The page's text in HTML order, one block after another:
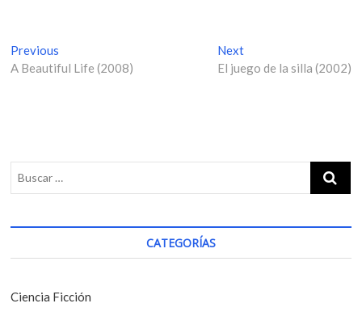
N
a
g
a
i
ó
n
Previous
r
p
s
:
A Beautiful Life (2008)
NextN
e
:
El juego de la silla (2002)
CATEGORÍAS
Ciencia Ficción